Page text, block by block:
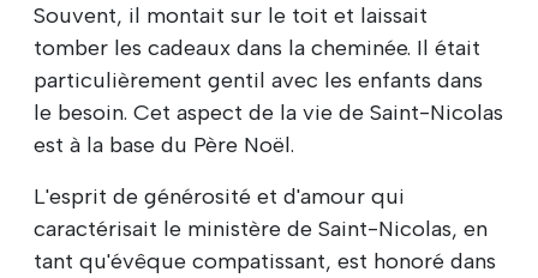
Souvent, il montait sur le toit et laissait
tomber les cadeaux dans la cheminée. Il était
particulièrement gentil avec les enfants dans
le besoin. Cet aspect de la vie de Saint-Nicolas
est à la base du Père Noël.
L'esprit de générosité et d'amour qui
caractérisait le ministère de Saint-Nicolas, en
tant qu'évêque compatissant, est honoré dans